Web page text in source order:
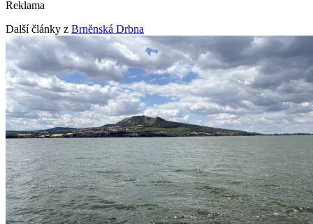
Reklama
Další články z Brněnská Drbna